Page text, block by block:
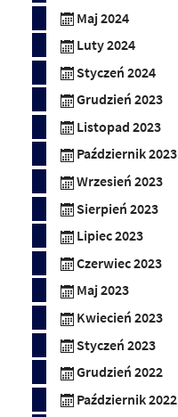
Maj 2024
Luty 2024
Styczeń 2024
Grudzień 2023
Listopad 2023
Październik 2023
Wrzesień 2023
Sierpień 2023
Lipiec 2023
Czerwiec 2023
Maj 2023
Kwiecień 2023
Styczeń 2023
Grudzień 2022
Październik 2022